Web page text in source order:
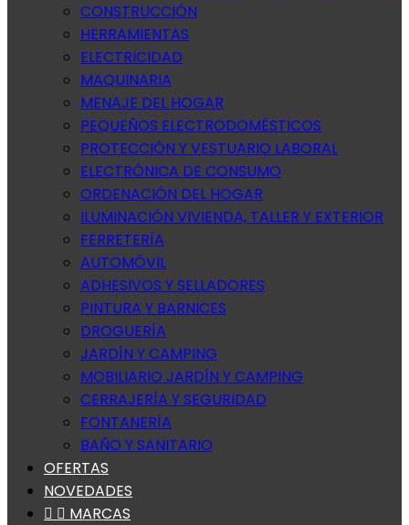
CONSTRUCCIÓN
HERRAMIENTAS
ELECTRICIDAD
MAQUINARIA
MENAJE DEL HOGAR
PEQUEÑOS ELECTRODOMÉSTICOS
PROTECCIÓN Y VESTUARIO LABORAL
ELECTRÓNICA DE CONSUMO
ORDENACIÓN DEL HOGAR
ILUMINACIÓN VIVIENDA, TALLER Y EXTERIOR
FERRETERÍA
AUTOMÓVIL
ADHESIVOS Y SELLADORES
PINTURA Y BARNICES
DROGUERÍA
JARDÍN Y CAMPING
MOBILIARIO JARDÍN Y CAMPING
CERRAJERÍA Y SEGURIDAD
FONTANERÍA
BAÑO Y SANITARIO
OFERTAS
NOVEDADES
  MARCAS